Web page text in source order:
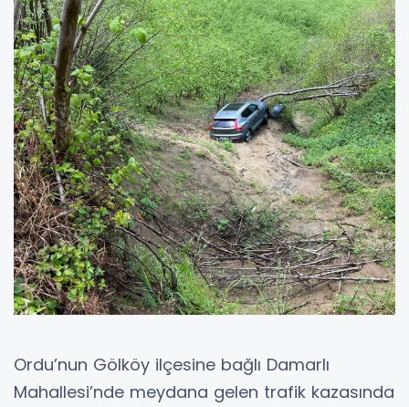
Ordu’nun Gölköy ilçesine bağlı Damarlı
Mahallesi’nde meydana gelen trafik kazasında